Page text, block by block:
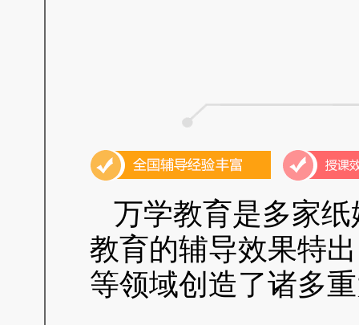
万学教育是多家
教育的辅导效果特
等领域创造了诸多